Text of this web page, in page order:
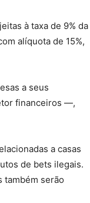
à taxa de 9% da
alíquota de 15%,
a seus
financeiros —,
a casas
de bets ilegais.
também serão